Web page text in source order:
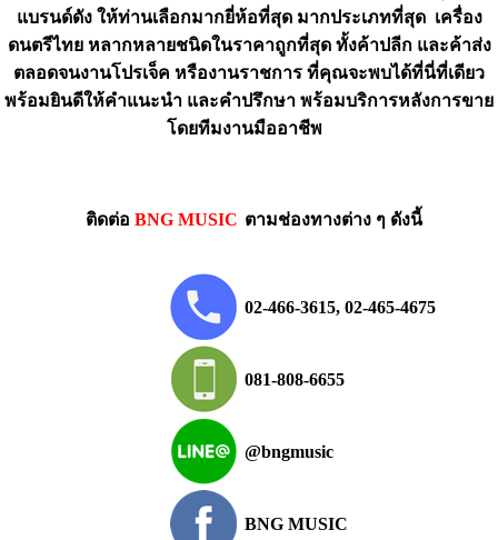
แบรนด์ดัง ให้ท่านเลือกมากยี่ห้อที่สุด มากประเภทที่สุด เครื่อง
ดนตรีไทย หลากหลายชนิดในราคาถูกที่สุด ทั้งค้าปลีก และค้าส่ง
ตลอดจนงานโปรเจ็ค หรืองานราชการ ที่คุณจะพบได้ที่นี่ที่เดียว
พร้อมยินดีให้คำแนะนำ และคำปรึกษา พร้อมบริการหลังการขาย
โดยทีมงานมืออาชีพ
ติดต่อ BNG MUSIC ตามช่องทางต่าง ๆ ดังนี้
02-466-3615, 02-465-4675
081-808-6655
@bngmusic
BNG MUSIC